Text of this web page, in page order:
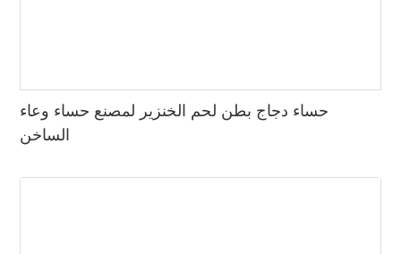
حساء دجاج بطن لحم الخنزير لمصنع حساء وعاء
الساخن